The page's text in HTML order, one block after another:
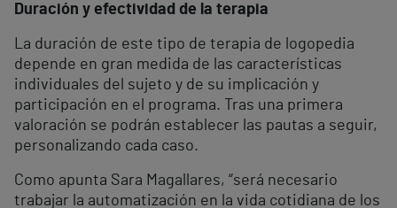
Duración y efectividad de la terapia
La duración de este tipo de terapia de logopedia
depende en gran medida de las características
individuales del sujeto y de su implicación y
participación en el programa. Tras una primera
valoración se podrán establecer las pautas a seguir,
personalizando cada caso.
Como apunta Sara Magallares, “será necesario
trabajar la automatización en la vida cotidiana de los